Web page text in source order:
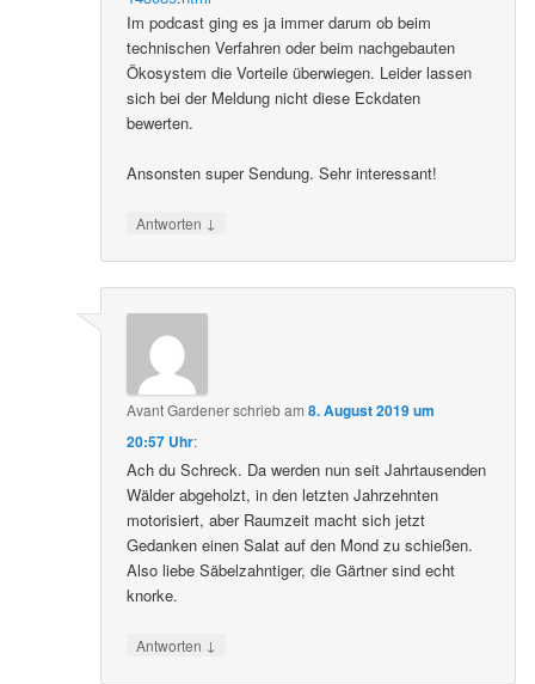
Im podcast ging es ja immer darum ob beim
technischen Verfahren oder beim nachgebauten
Ökosystem die Vorteile überwiegen. Leider lassen
sich bei der Meldung nicht diese Eckdaten
bewerten.
Ansonsten super Sendung. Sehr interessant!
Antworten ↓
Avant Gardenerschriebam8. August 2019 um
20:57 Uhr:
Ach du Schreck. Da werden nun seit Jahrtausenden
Wälder abgeholzt, in den letzten Jahrzehnten
motorisiert, aber Raumzeit macht sich jetzt
Gedanken einen Salat auf den Mond zu schießen.
Also liebe Säbelzahntiger, die Gärtner sind echt
knorke.
Antworten ↓